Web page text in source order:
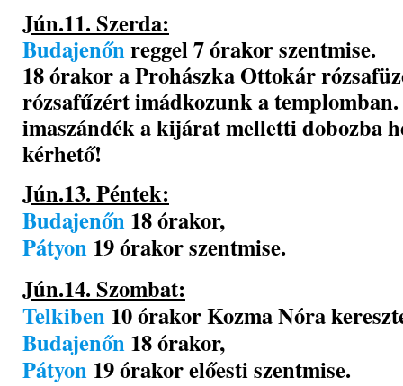
Jún.11. Szerda:
Budajenőnreggel 7 órakor szentmise.
18 órakor a Prohászka Ottokár
rózsafűzért imádkozunk a templomban.
imaszándék a kijárat melletti dobozba
kérhető!
Jún.13. Péntek:
Budajenőn 18 órakor,
Pátyon 19 órakor szentmise.
Jún.14. Szombat:
Telkiben 10 órakor Kozma Nóra
Budajenőn 18 órakor,
Pátyon 19 órakor előesti szentmise.